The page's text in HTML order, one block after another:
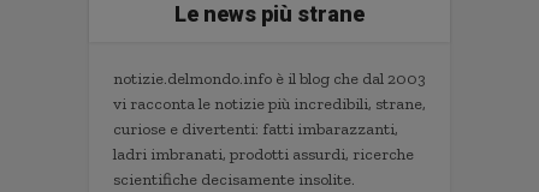
Le news più strane
notizie.delmondo.info è il blog che dal 2003
vi racconta le notizie più incredibili, strane,
curiose e divertenti: fatti imbarazzanti,
ladri imbranati, prodotti assurdi, ricerche
scientifiche decisamente insolite.